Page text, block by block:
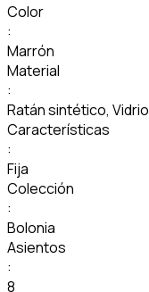
Color
:
Marrón
Material
:
Ratán sintético,
Características
:
Fija
Colección
:
Bolonia
Asientos
:
8